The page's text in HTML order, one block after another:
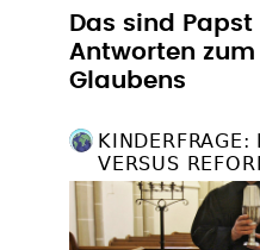
Das sind Papst
Antworten zum
Glaubens
KINDERFRAGE:
VERSUS